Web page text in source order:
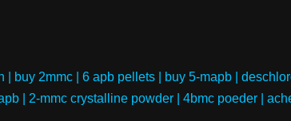
| buy 2mmc | 6 apb pellets | buy 5-mapb |
| 2-mmc crystalline powder | 4bmc poeder |